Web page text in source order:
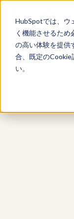
HubSpotでは、ウ
く機能させるた
の高い体験を提供
合、既定のCookie
い。